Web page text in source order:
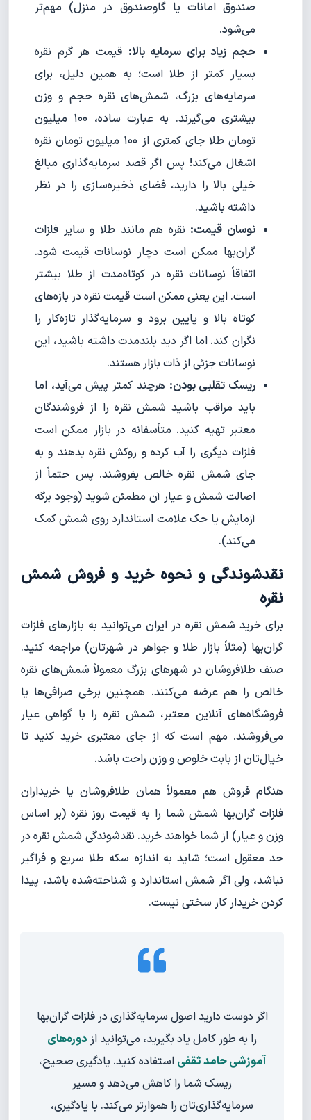
صندوق امانات یا گاوصندوق در منزل) مهم‌تر
می‌شود.
حجم زیاد برای سرمایه بالا: قیمت هر گرم نقره
بسیار کمتر از طلا است؛ به همین دلیل، برای
سرمایه‌های بزرگ، شمش‌های نقره حجم و وزن
بیشتری می‌گیرند. به عبارت ساده، ۱۰۰ میلیون
تومان طلا جای کمتری از ۱۰۰ میلیون تومان نقره
اشغال می‌کند! پس اگر قصد سرمایه‌گذاری مبالغ
خیلی بالا را دارید، فضای ذخیره‌سازی را در نظر
داشته باشید.
نوسان قیمت: نقره هم مانند طلا و سایر فلزات
گران‌بها ممکن است دچار نوسانات قیمت شود.
اتفاقاً نوسانات نقره در کوتاه‌مدت از طلا بیشتر
است. این یعنی ممکن است قیمت نقره در بازه‌های
کوتاه بالا و پایین برود و سرمایه‌گذار تازه‌کار را
نگران کند. اما اگر دید بلندمدت داشته باشید، این
نوسانات جزئی از ذات بازار هستند.
ریسک تقلبی بودن: هرچند کمتر پیش می‌آید، اما
باید مراقب باشید شمش نقره را از فروشندگان
معتبر تهیه کنید. متأسفانه در بازار ممکن است
فلزات دیگری را آب کرده و روکش نقره بدهند و به
جای شمش نقره خالص بفروشند. پس حتماً از
اصالت شمش و عیار آن مطمئن شوید (وجود برگه
آزمایش یا حک علامت استاندارد روی شمش کمک
می‌کند).
نقدشوندگی و نحوه خرید و فروش شمش
نقره
برای خرید شمش نقره در ایران می‌توانید به بازارهای فلزات
گران‌بها (مثلاً بازار طلا و جواهر در شهرتان) مراجعه کنید.
صنف طلافروشان در شهرهای بزرگ معمولاً شمش‌های نقره
خالص را هم عرضه می‌کنند. همچنین برخی صرافی‌ها یا
فروشگاه‌های آنلاین معتبر، شمش نقره را با گواهی عیار
می‌فروشند. مهم است که از جای معتبری خرید کنید تا
خیال‌تان از بابت خلوص و وزن راحت باشد.
هنگام فروش هم معمولاً همان طلافروشان یا خریداران
فلزات گران‌بها شمش شما را به قیمت روز نقره (بر اساس
وزن و عیار) از شما خواهند خرید. نقدشوندگی شمش نقره در
حد معقول است؛ شاید به اندازه سکه طلا سریع و فراگیر
نباشد، ولی اگر شمش استاندارد و شناخته‌شده باشد، پیدا
کردن خریدار کار سختی نیست.
اگر دوست دارید اصول سرمایه‌گذاری در فلزات گران‌بها
را به طور کامل یاد بگیرید، می‌توانید از دوره‌های
آموزشی حامد ثقفی استفاده کنید. یادگیری صحیح،
ریسک شما را کاهش می‌دهد و مسیر
سرمایه‌گذاری‌تان را هموارتر می‌کند. با یادگیری،